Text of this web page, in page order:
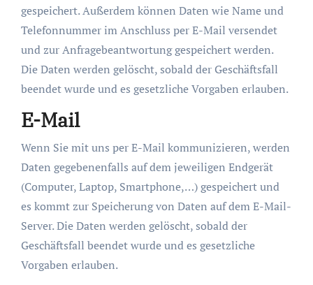
gespeichert. Außerdem können Daten wie Name und
Telefonnummer im Anschluss per E-Mail versendet
und zur Anfragebeantwortung gespeichert werden.
Die Daten werden gelöscht, sobald der Geschäftsfall
beendet wurde und es gesetzliche Vorgaben erlauben.
E-Mail
Wenn Sie mit uns per E-Mail kommunizieren, werden
Daten gegebenenfalls auf dem jeweiligen Endgerät
(Computer, Laptop, Smartphone,…) gespeichert und
es kommt zur Speicherung von Daten auf dem E-Mail-
Server. Die Daten werden gelöscht, sobald der
Geschäftsfall beendet wurde und es gesetzliche
Vorgaben erlauben.